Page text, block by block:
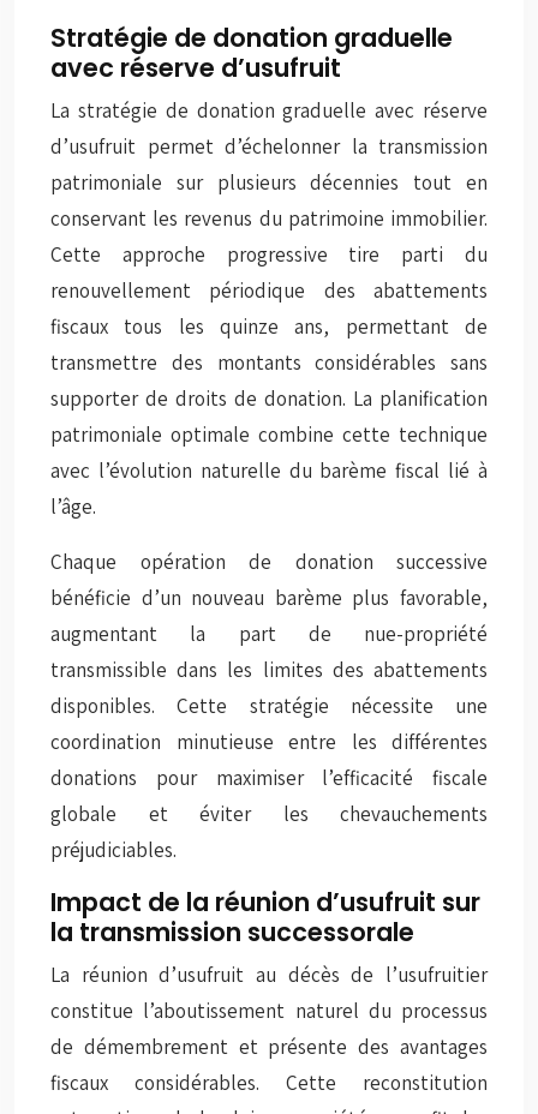
Stratégie de donation graduelle
avec réserve d’usufruit
La stratégie de donation graduelle avec réserve
d’usufruit permet d’échelonner la transmission
patrimoniale sur plusieurs décennies tout en
conservant les revenus du patrimoine immobilier.
Cette approche progressive tire parti du
renouvellement périodique des abattements
fiscaux tous les quinze ans, permettant de
transmettre des montants considérables sans
supporter de droits de donation. La planification
patrimoniale optimale combine cette technique
avec l’évolution naturelle du barème fiscal lié à
l’âge.
Chaque opération de donation successive
bénéficie d’un nouveau barème plus favorable,
augmentant la part de nue-propriété
transmissible dans les limites des abattements
disponibles. Cette stratégie nécessite une
coordination minutieuse entre les différentes
donations pour maximiser l’efficacité fiscale
globale et éviter les chevauchements
préjudiciables.
Impact de la réunion d’usufruit sur
la transmission successorale
La réunion d’usufruit au décès de l’usufruitier
constitue l’aboutissement naturel du processus
de démembrement et présente des avantages
fiscaux considérables. Cette reconstitution